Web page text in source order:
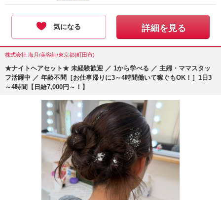
気になる 詳細を見る
株式会社 海月/美容師/東京都(町田市)
★ナイトヘアセット★ 未経験歓迎 ／ 1から学べる ／ 主婦・ママスタッ
フ活躍中 ／ 年齢不問［お仕事帰りに3～4時間働いて稼ぐもOK！］1日3
～4時間【日給7,000円～！】